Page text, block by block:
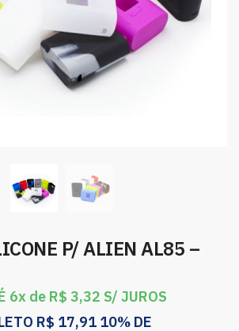
P/ ALIEN AL85 –
6x de R$ 3,32 S/ JUROS
R$ 17,91 10% DE